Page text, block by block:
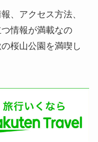
、アクセス方法、
情報が満載なの
桜山公園を満喫し